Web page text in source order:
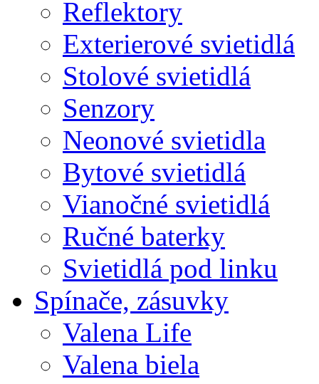
Reflektory
Exterierové svietidlá
Stolové svietidlá
Senzory
Neonové svietidla
Bytové svietidlá
Vianočné svietidlá
Ručné baterky
Svietidlá pod linku
Spínače, zásuvky
Valena Life
Valena biela